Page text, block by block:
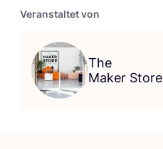
Veranstaltet von
The
Maker Store